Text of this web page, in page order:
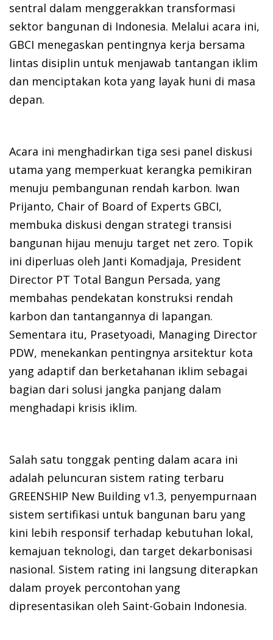
sentral dalam menggerakkan transformasi
sektor bangunan di Indonesia. Melalui acara ini,
GBCI menegaskan pentingnya kerja bersama
lintas disiplin untuk menjawab tantangan iklim
dan menciptakan kota yang layak huni di masa
depan.
Acara ini menghadirkan tiga sesi panel diskusi
utama yang memperkuat kerangka pemikiran
menuju pembangunan rendah karbon. Iwan
Prijanto, Chair of Board of Experts GBCI,
membuka diskusi dengan strategi transisi
bangunan hijau menuju target net zero. Topik
ini diperluas oleh Janti Komadjaja, President
Director PT Total Bangun Persada, yang
membahas pendekatan konstruksi rendah
karbon dan tantangannya di lapangan.
Sementara itu, Prasetyoadi, Managing Director
PDW, menekankan pentingnya arsitektur kota
yang adaptif dan berketahanan iklim sebagai
bagian dari solusi jangka panjang dalam
menghadapi krisis iklim.
Salah satu tonggak penting dalam acara ini
adalah peluncuran sistem rating terbaru
GREENSHIP New Building v1.3, penyempurnaan
sistem sertifikasi untuk bangunan baru yang
kini lebih responsif terhadap kebutuhan lokal,
kemajuan teknologi, dan target dekarbonisasi
nasional. Sistem rating ini langsung diterapkan
dalam proyek percontohan yang
dipresentasikan oleh Saint-Gobain Indonesia.